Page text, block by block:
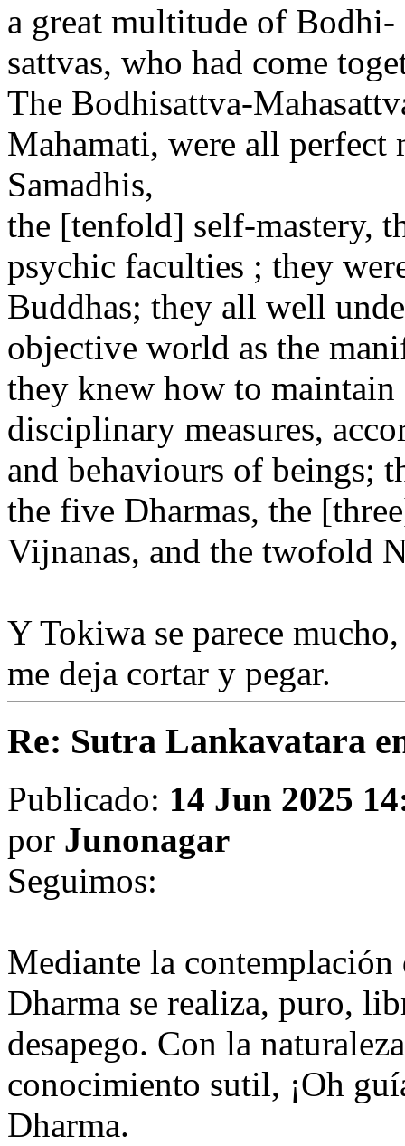
a great multitude of Bodhi-
sattvas, who had come
The Bodhisattva-
Mahamati, were all perfect
Samadhis,
the [tenfold] self-mastery,
psychic faculties ; they
Buddhas; they all well
objective world as the
they knew how to
disciplinary measures,
and behaviours of beings;
the five Dharmas, the
Vijnanas, and the twofold
Y Tokiwa se parece
me deja cortar y pegar.
Re: Sutra Lankavatara
Publicado: 14 Jun 2025
por Junonagar
Seguimos:
Mediante la
Dharma se realiza, puro,
desapego. Con la
conocimiento sutil, ¡Oh
Dharma.